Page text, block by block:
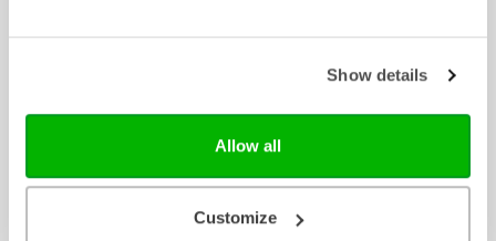
Show details
Allow all
Customize
Boeken
Dagboeken
Geloofs- en gemeenteopbouw